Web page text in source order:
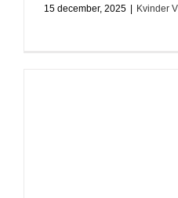
15 december, 2025 Kvinder